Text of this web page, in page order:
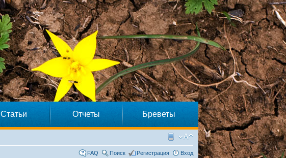
Статьи Отчеты Бреветы
FAQ Поиск Регистрация Вход